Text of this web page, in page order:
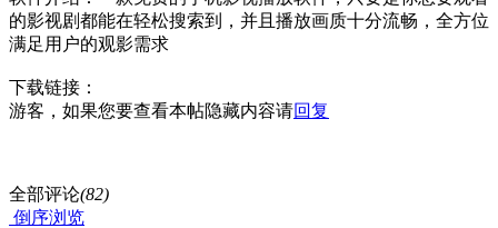
的影视剧都能在轻松搜索到，并且播放画质十分流畅，全方位
满足用户的观影需求
下载链接：
游客，如果您要查看本帖隐藏内容请回复
全部评论(82)
倒序浏览